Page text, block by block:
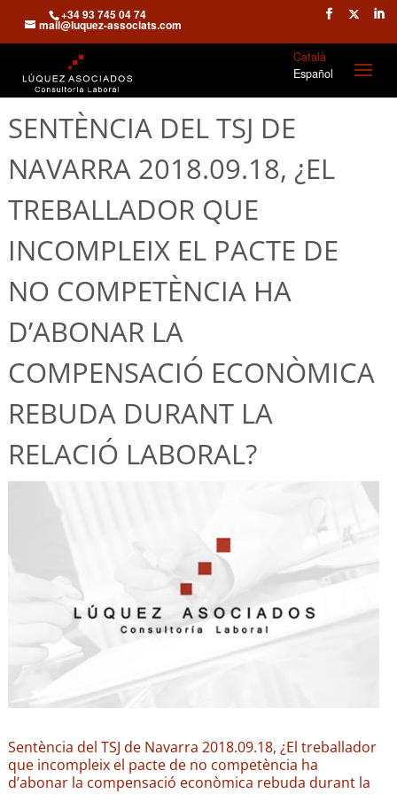
+34 93 745 04 74
mail@luquez-associats.com
Català
Español
SENTÈNCIA DEL TSJ DE
NAVARRA 2018.09.18, ¿EL
TREBALLADOR QUE
INCOMPLEIX EL PACTE DE
NO COMPETÈNCIA HA
D’ABONAR LA
COMPENSACIÓ ECONÒMICA
REBUDA DURANT LA
RELACIÓ LABORAL?
Sentència del TSJ de Navarra 2018.09.18, ¿El treballador
que incompleix el pacte de no competència ha
d’abonar la compensació econòmica rebuda durant la